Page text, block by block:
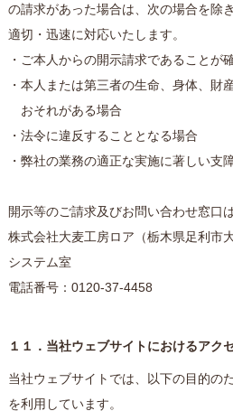
の請求があった場合は、次の場合を除
適切・迅速に対応いたします。
・ご本人からの開示請求であることが
・本人または第三者の生命、身体、財
おそれがある場合
・法令に違反することとなる場合
・弊社の業務の適正な実施に著しい支
開示等のご請求及びお問い合わせ窓口
株式会社大麦工房ロア（栃木県足利市
システム室
電話番号：0120-37-4458
１１．当社ウェブサイトにおけるアク
当社ウェブサイトでは、以下の目的の
を利用しています。